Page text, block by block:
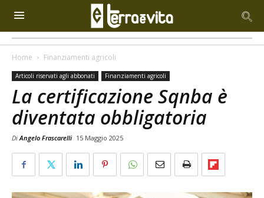
Home Finanziamenti agricoli
Articoli riservati agli abbonati Finanziamenti agricoli
La certificazione Sqnba è
diventata obbligatoria
DiAngelo Frascarelli 15 Maggio 2025